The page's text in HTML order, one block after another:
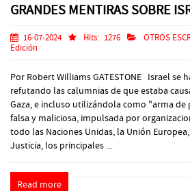
GRANDES MENTIRAS SOBRE
16-07-2024 Hits: 1276 OTROS
Edición
Por Robert Williams GATESTONE Israel se
refutando las calumnias de que estaba
Gaza, e incluso utilizándola como "arma de
falsa y maliciosa, impulsada por
todo las Naciones Unidas, la Unión
Justicia, los principales ...
Read more